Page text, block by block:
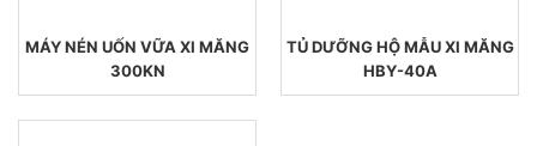
MÁY NÉN UỐN VỮA XI MĂNG
300KN
TỦ DƯỠNG HỘ MẪU XI MĂNG
HBY-40A